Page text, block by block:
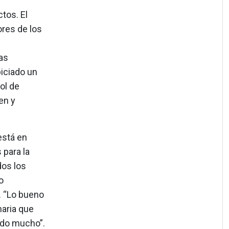
El
de los
un
de
y
en
la
los
bueno
que
mucho”.